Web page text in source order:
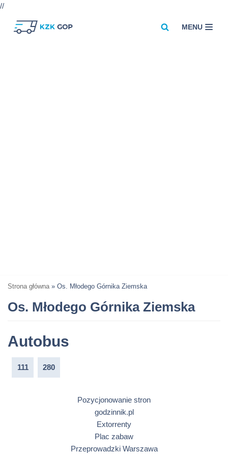
//
MENU
Strona główna » Os. Młodego Górnika Ziemska
Os. Młodego Górnika Ziemska
Autobus
111 280
Pozycjonowanie stron
godzinnik.pl
Extorrenty
Plac zabaw
Przeprowadzki Warszawa